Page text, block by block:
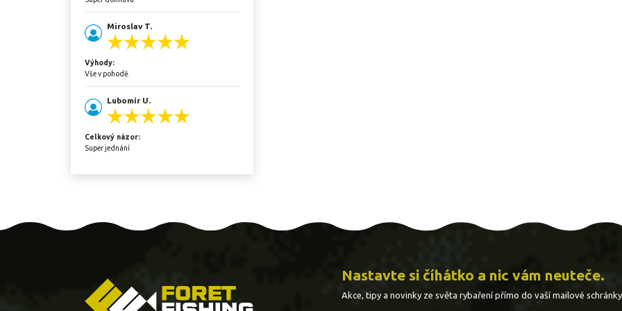
Miroslav T.
Výhody:
Vše v pohodě.
Lubomír U.
Celkový názor:
Super jednání
Nastavte si číhátko a nic vám neuteče.
Akce, tipy a novinky ze světa rybaření přímo do vaší mailové